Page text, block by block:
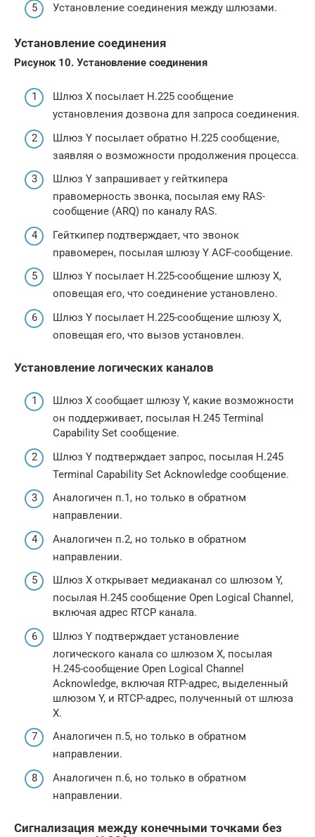
Установление соединения между шлюзами.
Установление соединения
Рисунок 10. Установление соединения
Шлюз X посылает H.225 сообщение
установления дозвона для запроса соединения.
Шлюз Y посылает обратно H.225 сообщение,
заявляя о возможности продолжения процесса.
Шлюз Y запрашивает у гейткипера
правомерность звонка, посылая ему RAS-
сообщение (ARQ) по каналу RAS.
Гейткипер подтверждает, что звонок
правомерен, посылая шлюзу Y ACF-сообщение.
Шлюз Y посылает H.225-сообщение шлюзу X,
оповещая его, что соединение установлено.
Шлюз Y посылает H.225-сообщение шлюзу X,
оповещая его, что вызов установлен.
Установление логических каналов
Шлюз X сообщает шлюзу Y, какие возможности
он поддерживает, посылая H.245 Terminal
Capability Set сообщение.
Шлюз Y подтверждает запрос, посылая H.245
Terminal Capability Set Acknowledge сообщение.
Аналогичен п.1, но только в обратном
направлении.
Аналогичен п.2, но только в обратном
направлении.
Шлюз X открывает медиаканал со шлюзом Y,
посылая H.245 сообщение Open Logical Channel,
включая адрес RTCP канала.
Шлюз Y подтверждает установление
логического канала со шлюзом X, посылая
H.245-сообщение Open Logical Channel
Acknowledge, включая RTP-адрес, выделенный
шлюзом Y, и RTCP-адрес, полученный от шлюза
X.
Аналогичен п.5, но только в обратном
направлении.
Аналогичен п.6, но только в обратном
направлении.
Сигнализация между конечными точками без